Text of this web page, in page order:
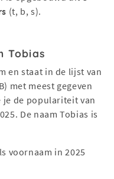
(t, b, s).
Tobias
en staat in de lijst van
met meest gegeven
je de populariteit van
De naam Tobias is
voornaam in 2025